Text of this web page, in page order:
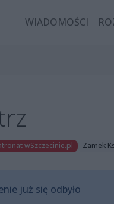
WIADOMOŚCI
wSzczecinie.pl Zamek
już się odbyło